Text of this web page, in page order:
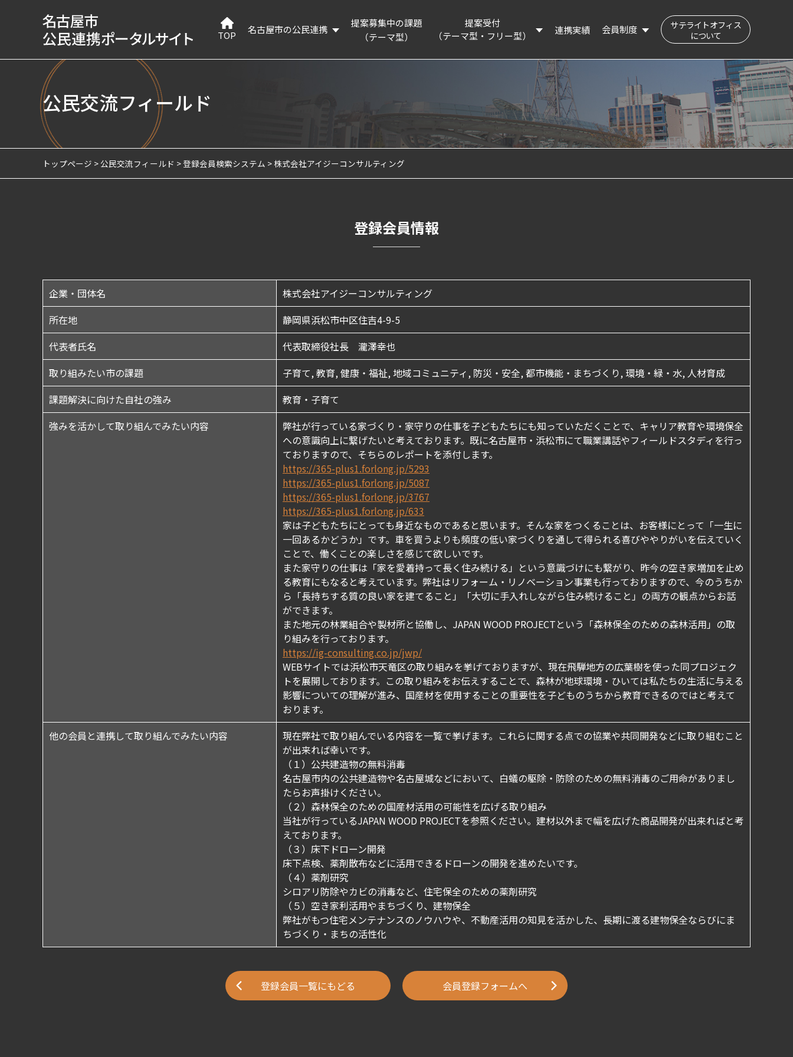
TOP 名古屋市の公民連携
名古屋市の認証・パートナー制度等の紹介
企業版ふるさと納税制度の紹介
提案募集中の課題
（テーマ型）
提案受付
（テーマ型・フリー型）
連携実績 会員制度
公民交流フィールド（会員登録はこちら）
登録会員の検索
登録情報の変更
サテライトオフィス
について
公民交流フィールド
トップページ 公民交流フィールド 登録会員検索システム 株式会社アイジーコンサルティング
登録会員情報
企業・団体名
株式会社アイジーコンサルティング
所在地
静岡県浜松市中区住吉4-9-5
代表者氏名
代表取締役社長 瀧澤幸也
取り組みたい市の課題
子育て, 教育, 健康・福祉, 地域コミュニティ, 防災・安全, 都市機能・まちづくり, 環境・緑・水, 人材育成
課題解決に向けた自社の強み
教育・子育て
強みを活かして取り組んでみたい内容
弊社が行っている家づくり・家守りの仕事を子どもたちにも知っていただくことで、キャリア教育や環境保全
への意識向上に繋げたいと考えております。既に名古屋市・浜松市にて職業講話やフィールドスタディを行っ
ておりますので、そちらのレポートを添付します。
https://365-plus1.forlong.jp/5293
https://365-plus1.forlong.jp/5087
https://365-plus1.forlong.jp/3767
https://365-plus1.forlong.jp/633
家は子どもたちにとっても身近なものであると思います。そんな家をつくることは、お客様にとって「一生に
一回あるかどうか」です。車を買うよりも頻度の低い家づくりを通して得られる喜びややりがいを伝えていく
ことで、働くことの楽しさを感じて欲しいです。
また家守りの仕事は「家を愛着持って長く住み続ける」という意識づけにも繋がり、昨今の空き家増加を止め
る教育にもなると考えています。弊社はリフォーム・リノベーション事業も行っておりますので、今のうちか
ら「長持ちする質の良い家を建てること」「大切に手入れしながら住み続けること」の両方の観点からお話
ができます。
また地元の林業組合や製材所と協働し、JAPAN WOOD PROJECTという「森林保全のための森林活用」の取
り組みを行っております。
https://ig-consulting.co.jp/jwp/
WEBサイトでは浜松市天竜区の取り組みを挙げておりますが、現在飛騨地方の広葉樹を使った同プロジェク
トを展開しております。この取り組みをお伝えすることで、森林が地球環境・ひいては私たちの生活に与える
影響についての理解が進み、国産材を使用することの重要性を子どものうちから教育できるのではと考えて
おります。
他の会員と連携して取り組んでみたい内容
現在弊社で取り組んでいる内容を一覧で挙げます。これらに関する点での協業や共同開発などに取り組むこと
が出来れば幸いです。
（１）公共建造物の無料消毒
名古屋市内の公共建造物や名古屋城などにおいて、白蟻の駆除・防除のための無料消毒のご用命がありまし
たらお声掛けください。
（２）森林保全のための国産材活用の可能性を広げる取り組み
当社が行っているJAPAN WOOD PROJECTを参照ください。建材以外まで幅を広げた商品開発が出来ればと考
えております。
（３）床下ドローン開発
床下点検、薬剤散布などに活用できるドローンの開発を進めたいです。
（４）薬剤研究
シロアリ防除やカビの消毒など、住宅保全のための薬剤研究
（５）空き家利活用やまちづくり、建物保全
弊社がもつ住宅メンテナンスのノウハウや、不動産活用の知見を活かした、長期に渡る建物保全ならびにま
ちづくり・まちの活性化
登録会員一覧にもどる 会員登録フォームへ